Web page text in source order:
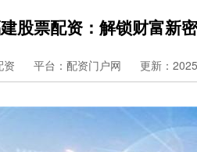
股票配资：解锁财富新
资 平台：配资门户网 更新：